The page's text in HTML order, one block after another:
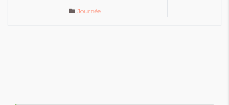
Journée